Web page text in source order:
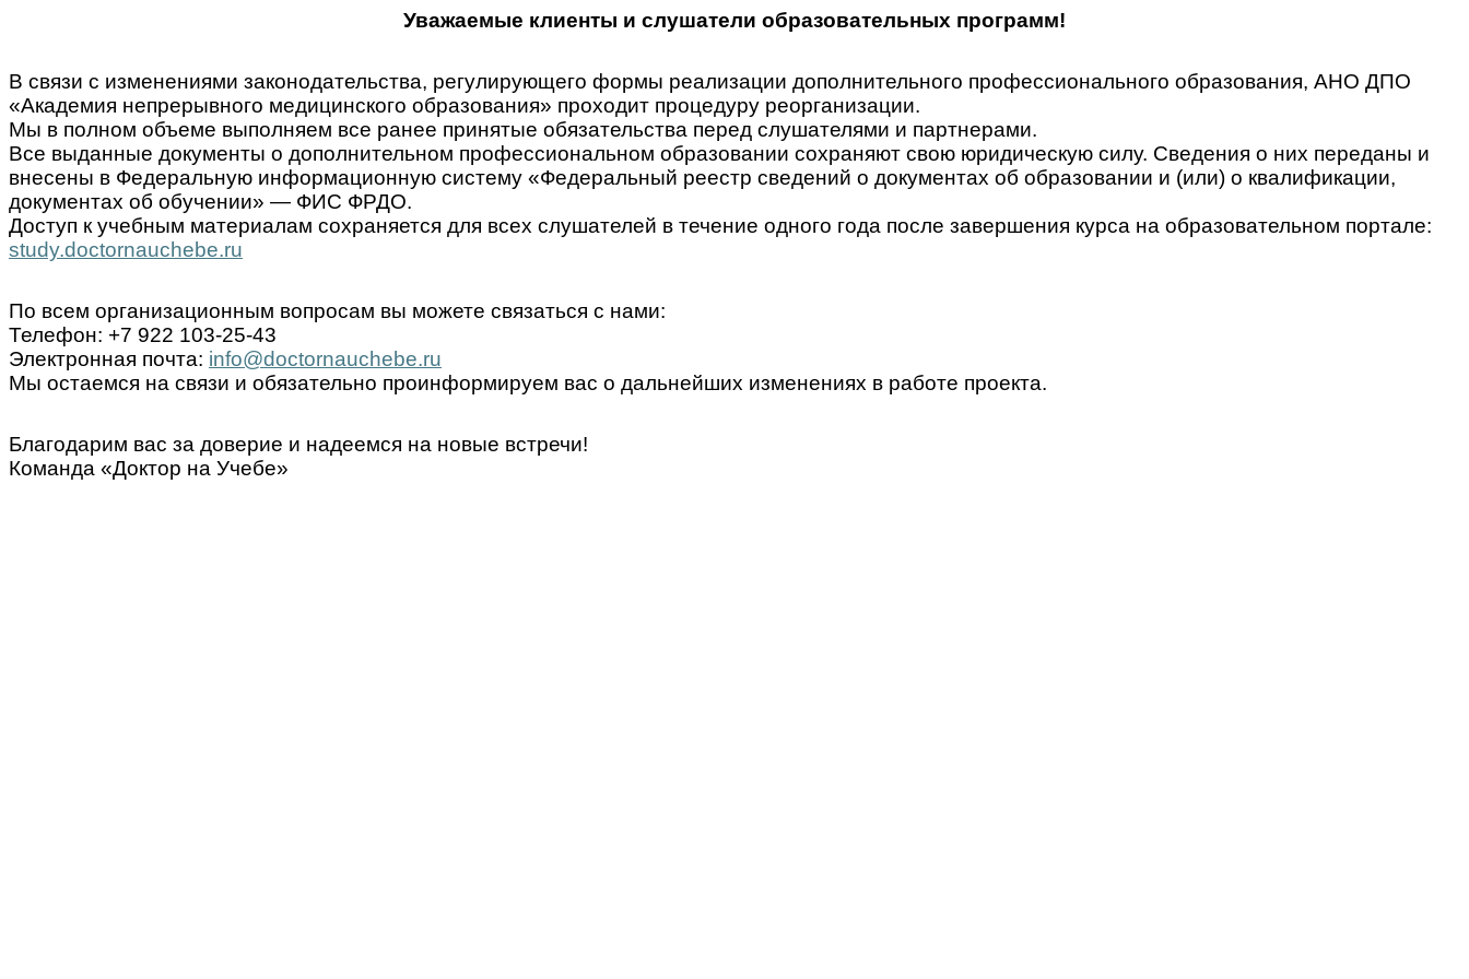
Уважаемые клиенты и слушатели образовательных программ!
В связи с изменениями законодательства, регулирующего формы реализации дополнительного профессионального образования, АНО ДПО
«Академия непрерывного медицинского образования» проходит процедуру реорганизации.
Мы в полном объеме выполняем все ранее принятые обязательства перед слушателями и партнерами.
Все выданные документы о дополнительном профессиональном образовании сохраняют свою юридическую силу. Сведения о них переданы и
внесены в Федеральную информационную систему «Федеральный реестр сведений о документах об образовании и (или) о квалификации,
документах об обучении» — ФИС ФРДО.
Доступ к учебным материалам сохраняется для всех слушателей в течение одного года после завершения курса на образовательном портале:
study.doctornauchebe.ru
По всем организационным вопросам вы можете связаться с нами:
Телефон: +7 922 103-25-43
Электронная почта: info@doctornauchebe.ru
Мы остаемся на связи и обязательно проинформируем вас о дальнейших изменениях в работе проекта.
Благодарим вас за доверие и надеемся на новые встречи!
Команда «Доктор на Учебе»